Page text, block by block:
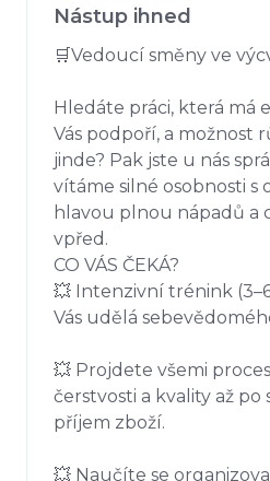
Nástup ihned
🛒Vedoucí směny ve
Hledáte práci, která má
Vás podpoří, a možnost
jinde? Pak jste u nás
vítáme silné osobnosti s
hlavou plnou nápadů a
vpřed.
CO VÁS ČEKÁ?
💥 Intenzivní trénink
Vás udělá
💥 Projdete všemi
čerstvosti a kvality až po
příjem zboží.
💥 Naučíte se